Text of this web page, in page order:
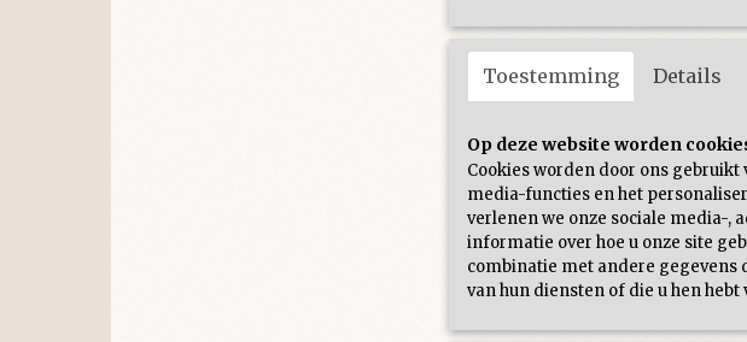
Toestemming Details
Op deze website worden
Cookies worden door ons
media-functies en het
verlenen we onze sociale media-,
informatie over hoe u onze site
combinatie met andere gegevens
van hun diensten of die u hen hebt